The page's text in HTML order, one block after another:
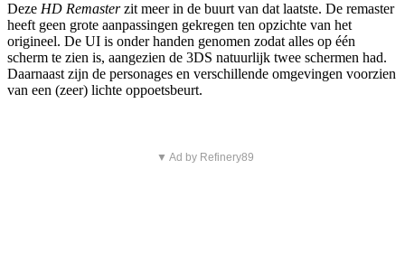
Deze HD Remasterzit meer in de buurt van dat laatste. De remaster
heeft geen grote aanpassingen gekregen ten opzichte van het
origineel. De UI is onder handen genomen zodat alles op één
scherm te zien is, aangezien de 3DS natuurlijk twee schermen had.
Daarnaast zijn de personages en verschillende omgevingen voorzien
van een (zeer) lichte oppoetsbeurt.
▼ Ad by Refinery89